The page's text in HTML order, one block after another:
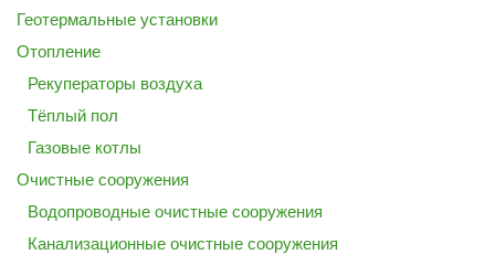
Геотермальные установки
Отопление
Рекуператоры воздуха
Тёплый пол
Газовые котлы
Очистные сооружения
Водопроводные очистные сооружения
Канализационные очистные сооружения